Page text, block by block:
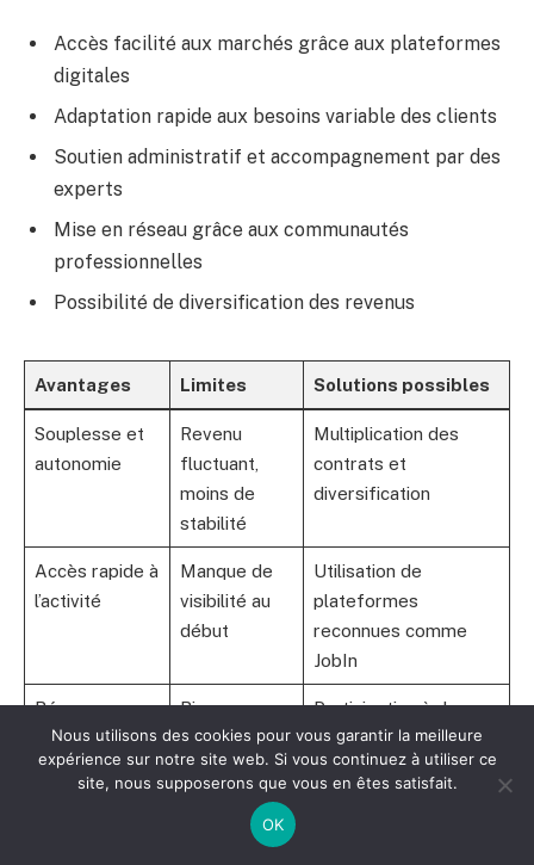
Accès facilité aux marchés grâce aux plateformes
digitales
Adaptation rapide aux besoins variable des clients
Soutien administratif et accompagnement par des
experts
Mise en réseau grâce aux communautés
professionnelles
Possibilité de diversification des revenus
Avantages Limites Solutions possibles
Souplesse et
autonomie
Revenu
fluctuant,
moins de
stabilité
Multiplication des
contrats et
diversification
Accès rapide à
l’activité
Manque de
visibilité au
début
Utilisation de
plateformes
reconnues comme
JobIn
Réseaux
professionnels
étendus
Risques
d’isolement
Participation à des
communautés et
formations en ligne
Pour un emploi flexible et adapté au nouveau modèle
Nous utilisons des cookies pour vous garantir la meilleure
expérience sur notre site web. Si vous continuez à utiliser ce
site, nous supposerons que vous en êtes satisfait.
OK